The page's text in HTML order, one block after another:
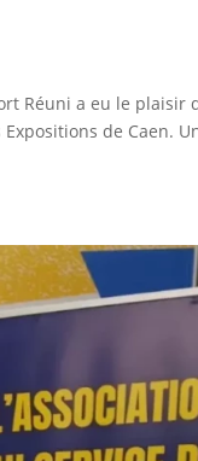
Réuni a eu le plaisir
de Caen.